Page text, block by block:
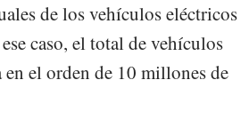
de los vehículos eléctricos
caso, el total de vehículos
el orden de 10 millones de